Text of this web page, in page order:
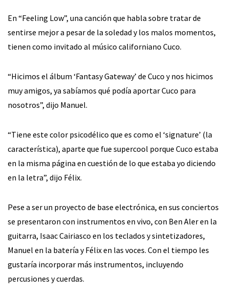
En “Feeling Low”, una canción que habla sobre tratar de
sentirse mejor a pesar de la soledad y los malos momentos,
tienen como invitado al músico californiano Cuco.
“Hicimos el álbum ‘Fantasy Gateway’ de Cuco y nos hicimos
muy amigos, ya sabíamos qué podía aportar Cuco para
nosotros”, dijo Manuel.
“Tiene este color psicodélico que es como el ‘signature’ (la
característica), aparte que fue supercool porque Cuco estaba
en la misma página en cuestión de lo que estaba yo diciendo
en la letra”, dijo Félix.
Pese a ser un proyecto de base electrónica, en sus conciertos
se presentaron con instrumentos en vivo, con Ben Aler en la
guitarra, Isaac Cairiasco en los teclados y sintetizadores,
Manuel en la batería y Félix en las voces. Con el tiempo les
gustaría incorporar más instrumentos, incluyendo
percusiones y cuerdas.